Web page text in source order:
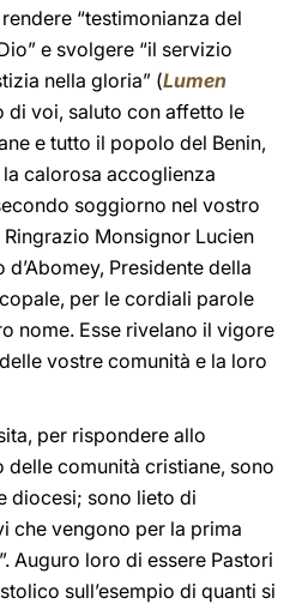
“testimonianza del
e svolgere “il servizio
nella gloria” (Lumen
di voi, saluto con affetto le
e tutto il popolo del Benin,
calorosa accoglienza
soggiorno nel vostro
Monsignor Lucien
Presidente della
per le cordiali parole
nome. Esse rivelano il vigore
vostre comunità e la loro
per rispondere allo
delle comunità cristiane, sono
diocesi; sono lieto di
che vengono per la prima
Auguro loro di essere Pastori
sull’esempio di quanti si